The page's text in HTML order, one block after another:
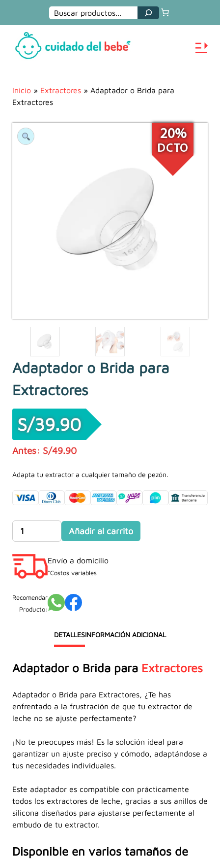
Buscar
Inicio » Extractores » Adaptador o Brida para
Extractores
20%
DCTO
Adaptador o Brida para
Extractores
S/49.90
precio
era:
S/39.90
precio
es:
Adapta tu extractor a cualquier tamaño de pezón.
Adaptador
o
para
Extractores
Añadir al carrito
Envío a domicilio
*Costos variables
Recomendar
Producto:
DETALLESINFORMACIÓN ADICIONAL
Adaptador o Brida para Extractores
Adaptador o Brida para Extractores, ¿Te has
enfrentado a la frustración de que tu extractor de
leche no se ajuste perfectamente?
¡No te preocupes más! Es la solución ideal para
garantizar un ajuste preciso y cómodo, adaptándose a
tus necesidades individuales.
Este adaptador es compatible con prácticamente
todos los extractores de leche, gracias a sus anillos de
silicona diseñados para ajustarse perfectamente al
embudo de tu extractor.
Disponible en varios tamaños de